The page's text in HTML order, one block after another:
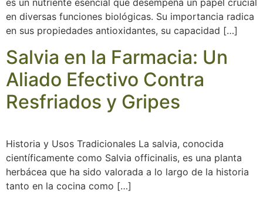
es un nutriente esencial que desempeña un papel crucial
en diversas funciones biológicas. Su importancia radica
en sus propiedades antioxidantes, su capacidad […]
Salvia en la Farmacia: Un
Aliado Efectivo Contra
Resfriados y Gripes
Historia y Usos Tradicionales La salvia, conocida
científicamente como Salvia officinalis, es una planta
herbácea que ha sido valorada a lo largo de la historia
tanto en la cocina como […]